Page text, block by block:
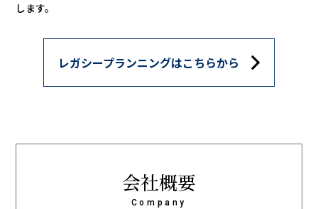
します。
レガシープランニングはこちらから
会社概要
Company